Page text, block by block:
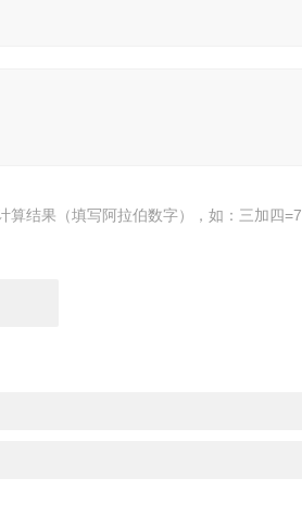
算结果（填写阿拉伯数字），如：三加四=7